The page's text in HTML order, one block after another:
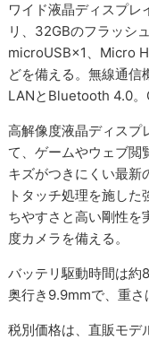
ワイド液晶ディスプ
リ、32GBのフラッシ
microUSB×1、Micro
どを備える。無線通信
LANとBluetooth 4.0。
高解像度液晶ディスプ
て、ゲームやウェブ閲
キズがつきにくい最
トタッチ処理を施し
ちやすさと高い剛性を
度カメラを備える。
バッテリ駆動時間は
奥行き9.9mmで、重さ
税別価格は、直販モ